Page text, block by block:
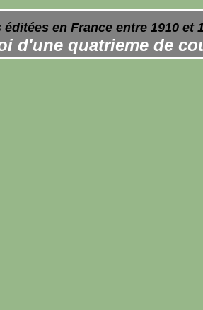
en France entre 1910 et
d'une quatrieme de